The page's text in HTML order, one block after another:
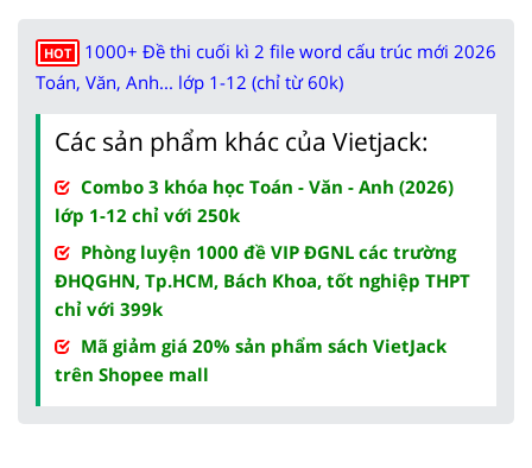
HOT
1000+ Đề thi cuối kì 2 file word cấu trúc mới 2026
Toán, Văn, Anh... lớp 1-12 (chỉ từ 60k)
Các sản phẩm khác của Vietjack:
Combo 3 khóa học Toán - Văn - Anh (2026)
lớp 1-12 chỉ với 250k
Phòng luyện 1000 đề VIP ĐGNL các trường
ĐHQGHN, Tp.HCM, Bách Khoa, tốt nghiệp THPT
chỉ với 399k
Mã giảm giá 20% sản phẩm sách VietJack
trên Shopee mall